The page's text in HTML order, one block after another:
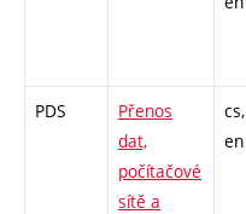
PDS
Přenos
dat,
počítačové
sítě a
cs,
en